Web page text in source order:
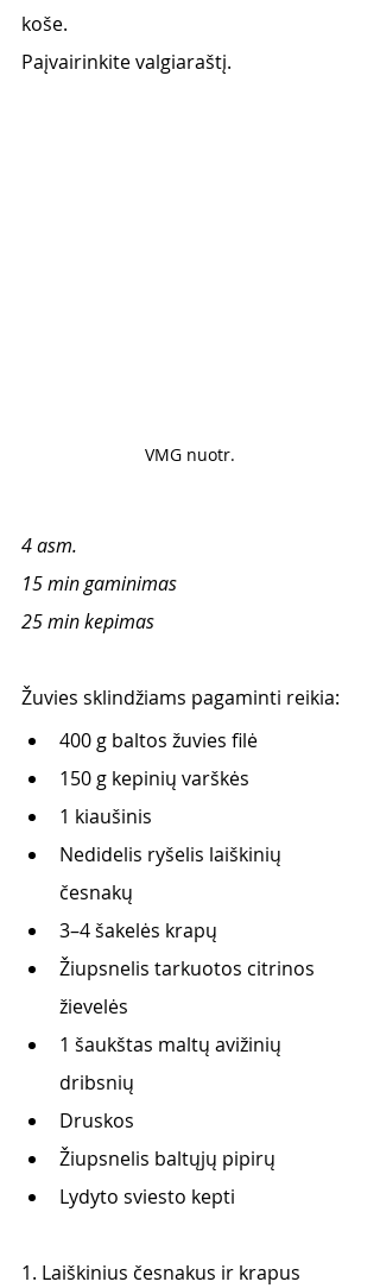
koše.
Paįvairinkite valgiaraštį.
VMG nuotr.
4 asm.
15 min gaminimas
25 min kepimas
Žuvies sklindžiams pagaminti reikia:
400 g baltos žuvies filė
150 g kepinių varškės
1 kiaušinis
Nedidelis ryšelis laiškinių
česnakų
3–4 šakelės krapų
Žiupsnelis tarkuotos citrinos
žievelės
1 šaukštas maltų avižinių
dribsnių
Druskos
Žiupsnelis baltųjų pipirų
Lydyto sviesto kepti
1. Laiškinius česnakus ir krapus